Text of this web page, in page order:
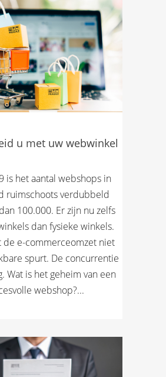
u met uw webwinkel
is het aantal webshops in
ruimschoots verdubbeld
100.000. Er zijn nu zelfs
dan fysieke winkels.
de e-commerceomzet niet
spurt. De concurrentie
Wat is het geheim van een
webshop?...